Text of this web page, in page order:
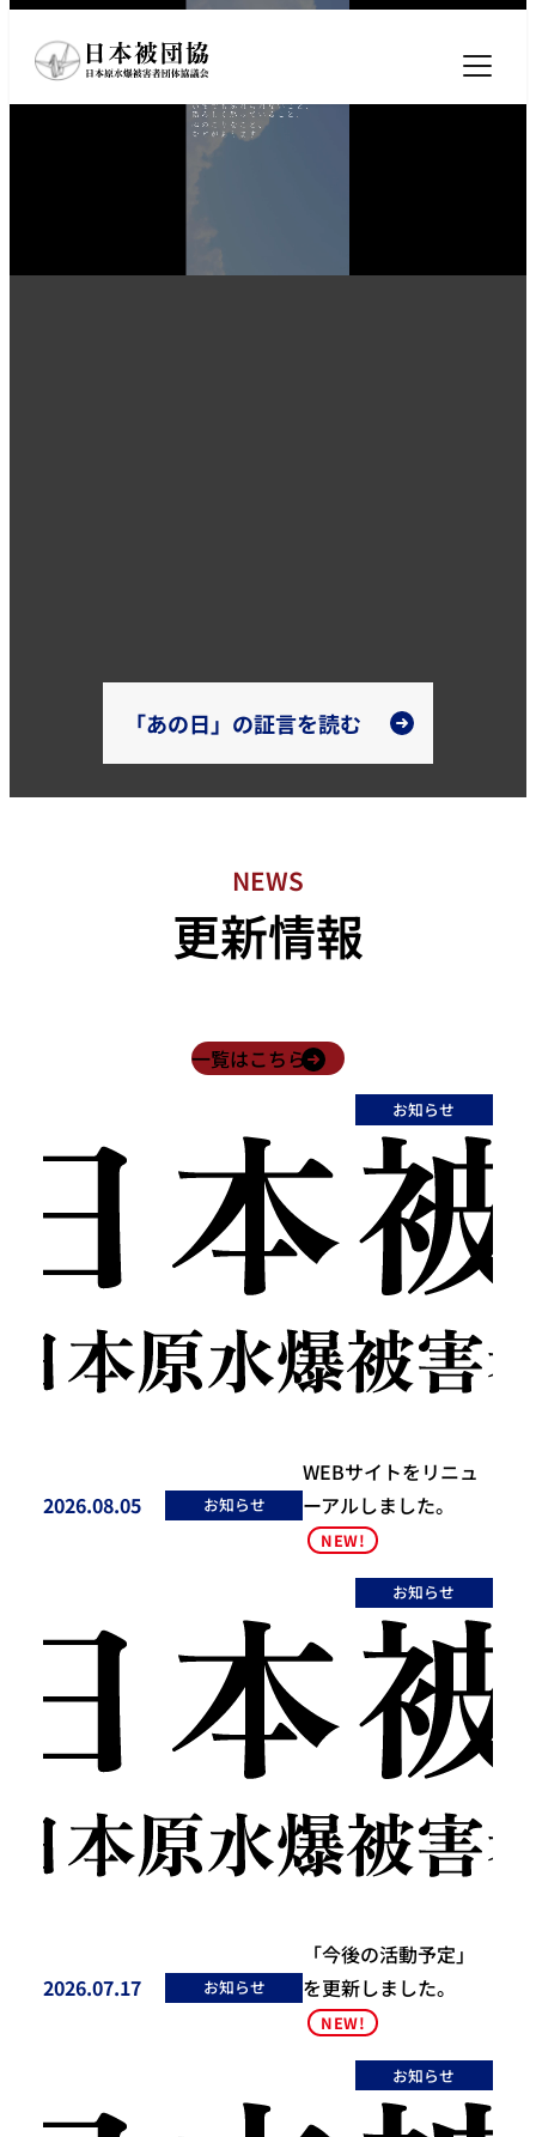
「あの日」の証言を読む
NEWS
更新情報
一覧はこちら
お知らせ
WEBサイトをリニュ
ーアルしました。
NEW!
投稿日
2026.08.05 お知らせ
お知らせ
「今後の活動予定」
を更新しました。
NEW!
投稿日
2026.07.17 お知らせ
お知らせ